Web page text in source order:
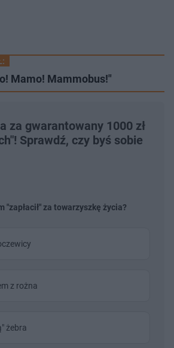
Mamo! Mammobus!"
za gwarantowany 1000 zł
Sprawdź, czy byś sobie
"zapłacił" za towarzyszkę życia?
z rożna
żebra